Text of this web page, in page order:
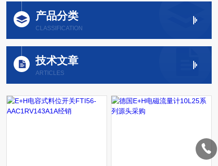
产品分类
CLASSIFICATION
技术文章
ARTICLES